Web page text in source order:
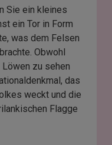
Sie ein kleines
ein Tor in Form
was dem Felsen
Obwohl
zu sehen
das
weckt und die
Flagge